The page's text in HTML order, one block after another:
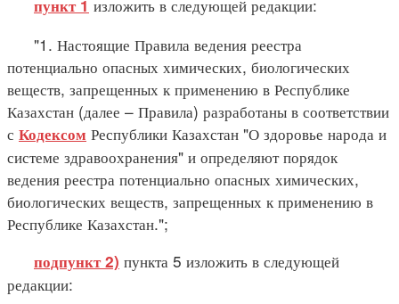
пункт 1 изложить в следующей редакции:
"1. Настоящие Правила ведения реестра
потенциально опасных химических, биологических
веществ, запрещенных к применению в Республике
Казахстан (далее – Правила) разработаны в соответствии
с Кодексом Республики Казахстан "О здоровье народа и
системе здравоохранения" и определяют порядок
ведения реестра потенциально опасных химических,
биологических веществ, запрещенных к применению в
Республике Казахстан.";
подпункт 2) пункта 5 изложить в следующей
редакции: